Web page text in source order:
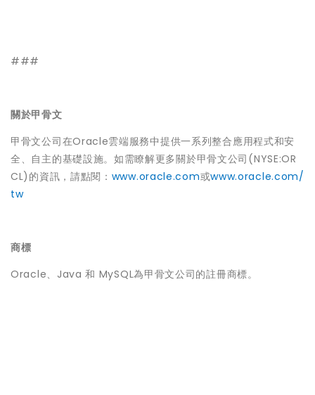
###
關於甲骨文
甲骨文公司在Oracle雲端服務中提供一系列整合應用程式和安
全、自主的基礎設施。如需瞭解更多關於甲骨文公司(NYSE:OR
CL)的資訊，請點閱： www.oracle.com或www.oracle.com/
tw
商標
Oracle、Java 和 MySQL為甲骨文公司的註冊商標。